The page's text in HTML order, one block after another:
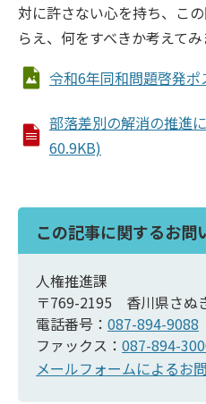
対に許さない心を持ち、こ
らえ、何をすべきか考えてみ
令和6年同和問題啓発
部落差別の解消の推進
60.9KB)
この記事に関するお問
人権推進課
〒769-2195 香川県さぬ
電話番号： 087-894-9088
ファックス： 087-894-
メールフォームによるお